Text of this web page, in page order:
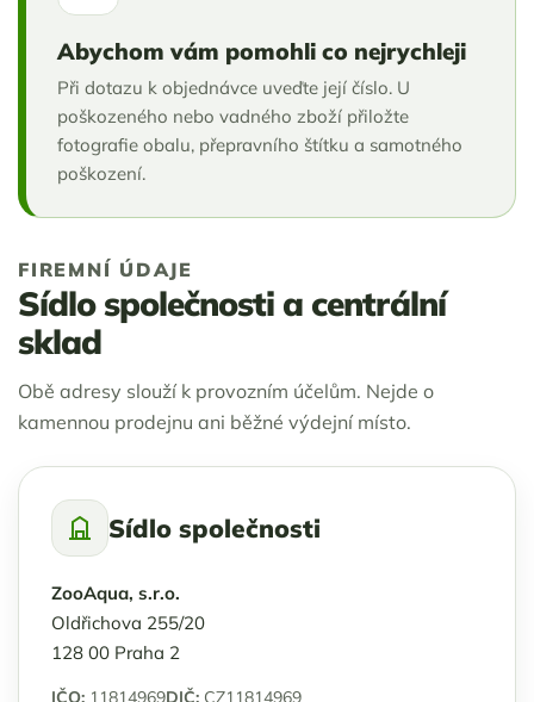
Abychom vám pomohli co nejrychleji
Při dotazu k objednávce uveďte její číslo. U
poškozeného nebo vadného zboží přiložte
fotografie obalu, přepravního štítku a samotného
poškození.
FIREMNÍ ÚDAJE
Sídlo společnosti a centrální
sklad
Obě adresy slouží k provozním účelům. Nejde o
kamennou prodejnu ani běžné výdejní místo.
Sídlo společnosti
ZooAqua, s.r.o.
Oldřichova 255/20
128 00 Praha 2
IČO: 11814969DIČ: CZ11814969